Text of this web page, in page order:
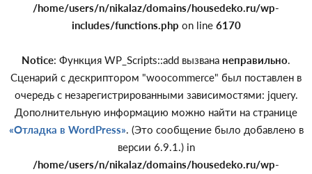
/home/users/n/nikalaz/domains/housedeko.ru/wp-
includes/functions.php on line 6170
Notice: Функция WP_Scripts::add вызвана неправильно.
Сценарий с дескриптором "woocommerce" был поставлен в
очередь с незарегистрированными зависимостями: jquery.
Дополнительную информацию можно найти на странице
«Отладка в WordPress». (Это сообщение было добавлено в
версии 6.9.1.) in
/home/users/n/nikalaz/domains/housedeko.ru/wp-